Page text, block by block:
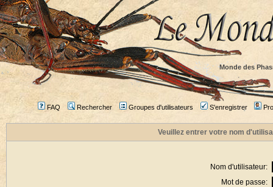
Monde des
FAQ Rechercher Groupes d'utilisateurs S'enregistrer
Veuillez entrer votre nom
Nom d'utilisateur:
Mot de passe: